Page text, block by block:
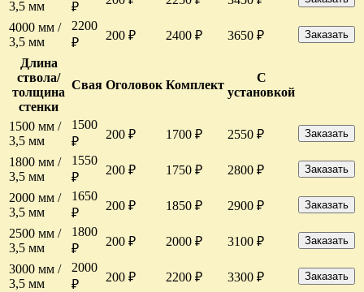
3,5 мм ₽
4000 мм /
3,5 мм
2200
₽
200 ₽ 2400 ₽ 3650 ₽ Заказать
Длина
ствола/
толщина
стенки
Свая Оголовок Комплект
С
установкой
1500 мм /
3,5 мм
1500
₽
200 ₽ 1700 ₽ 2550 ₽ Заказать
1800 мм /
3,5 мм
1550
₽
200 ₽ 1750 ₽ 2800 ₽ Заказать
2000 мм /
3,5 мм
1650
₽
200 ₽ 1850 ₽ 2900 ₽ Заказать
2500 мм /
3,5 мм
1800
₽
200 ₽ 2000 ₽ 3100 ₽ Заказать
3000 мм /
3,5 мм
2000
₽
200 ₽ 2200 ₽ 3300 ₽ Заказать